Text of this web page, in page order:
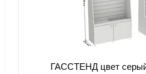
ГАССТЕНД цвет